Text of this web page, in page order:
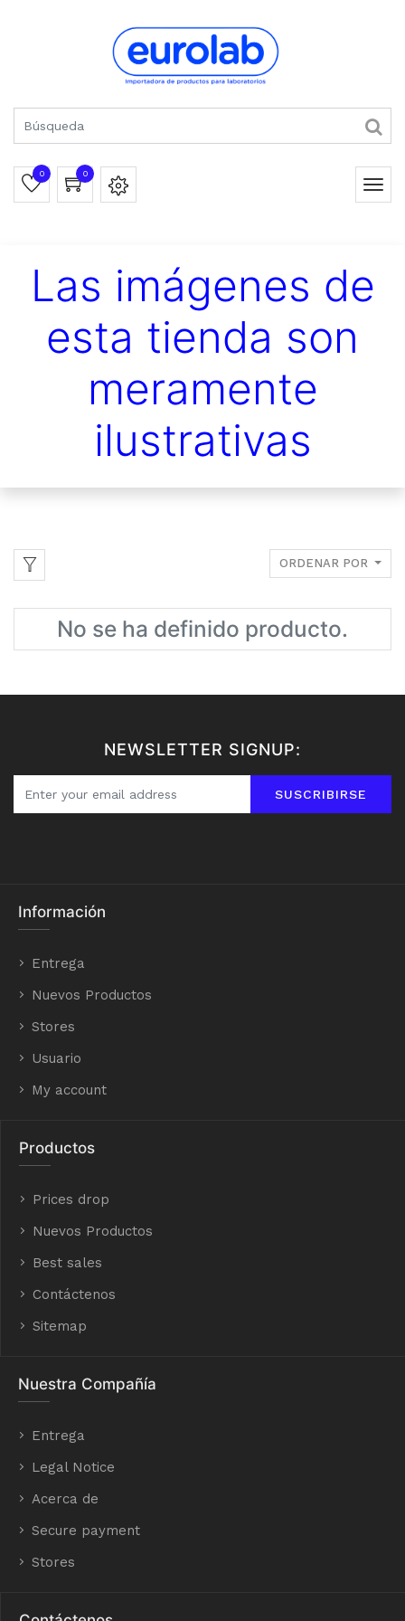
0 0
Las imágenes de
esta tienda son
meramente
ilustrativas
ORDENAR POR
No se ha definido producto.
NEWSLETTER SIGNUP:
SUSCRIBIRSE
Información
Entrega
Nuevos Productos
Stores
Usuario
My account
Productos
Prices drop
Nuevos Productos
Best sales
Contáctenos
Sitemap
Nuestra Compañía
Entrega
Legal Notice
Acerca de
Secure payment
Stores